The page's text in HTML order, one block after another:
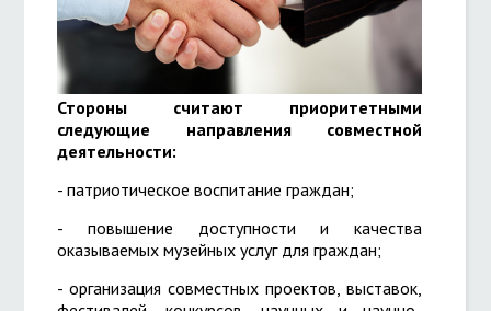
Стороны считают приоритетными
следующие направления совместной
деятельности:
- патриотическое воспитание граждан;
- повышение доступности и качества
оказываемых музейных услуг для граждан;
- организация совместных проектов, выставок,